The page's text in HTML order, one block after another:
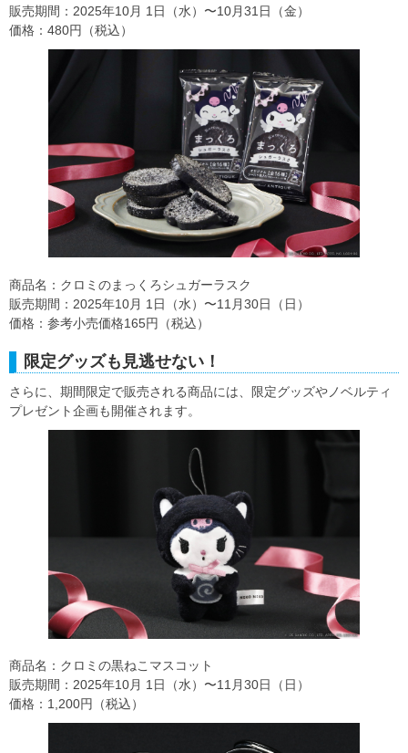
販売期間：2025年10⽉ 1⽇（水）〜10月31日（金）
価格：480円（税込）
商品名：クロミのまっくろシュガーラスク
販売期間：2025年10⽉ 1⽇（水）〜11月30日（日）
価格：参考小売価格165円（税込）
限定グッズも見逃せない！
さらに、期間限定で販売される商品には、限定グッズやノベルティ
プレゼント企画も開催されます。
商品名：クロミの黒ねこマスコット
販売期間：2025年10⽉ 1⽇（水）〜11月30日（日）
価格：1,200円（税込）